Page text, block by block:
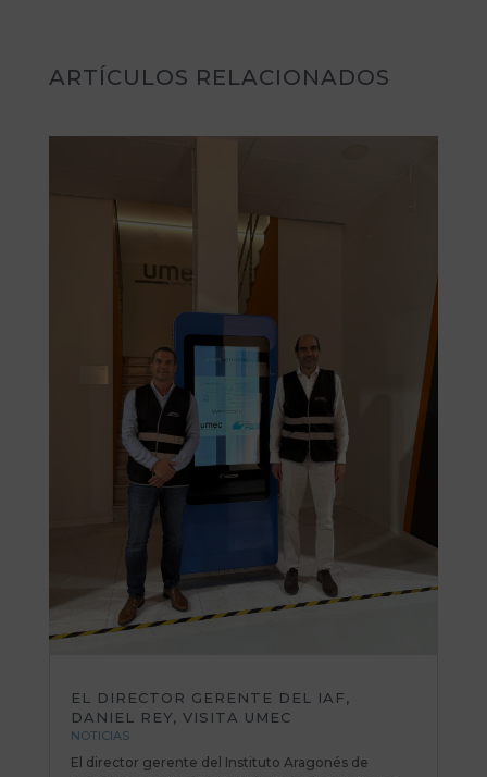
ARTÍCULOS RELACIONADOS
EL DIRECTOR GERENTE DEL IAF,
DANIEL REY, VISITA UMEC
NOTICIAS
El director gerente del Instituto Aragonés de